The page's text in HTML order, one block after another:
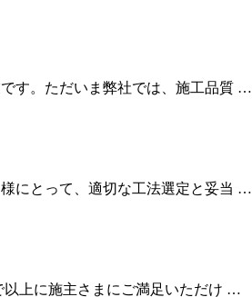
す。ただいま弊社では、施工品質 …
にとって、適切な工法選定と妥当 …
以上に施主さまにご満足いただけ …